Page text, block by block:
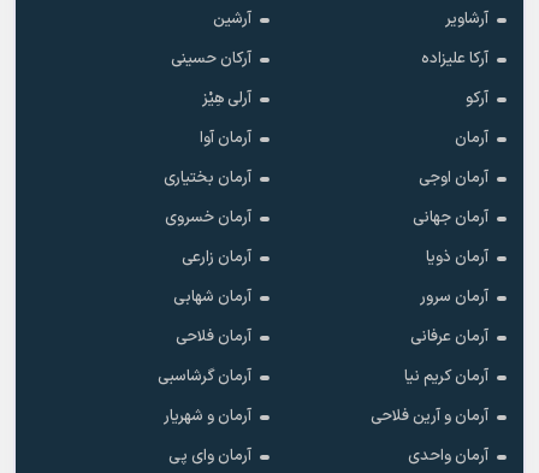
آرشاویر
آرشین
آرکا علیزاده
آرکان حسینی
آرکو
آرلی هِیْز
آرمان
آرمان آوا
آرمان اوجی
آرمان بختیاری
آرمان جهانی
آرمان خسروی
آرمان ذویا
آرمان زارعی
آرمان سرور
آرمان شهابی
آرمان عرفانی
آرمان فلاحی
آرمان کریم نیا
آرمان گرشاسبی
آرمان و آرین فلاحی
آرمان و شهریار
آرمان واحدی
آرمان وای پی